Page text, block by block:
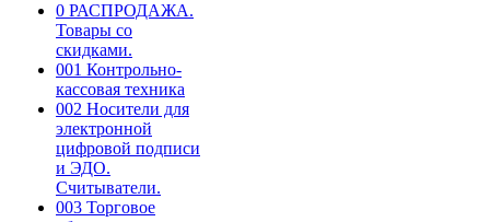
0 РАСПРОДАЖА.
Товары со
скидками.
001 Контрольно-
кассовая техника
002 Носители для
электронной
цифровой подписи
и ЭДО.
Считыватели.
003 Торговое